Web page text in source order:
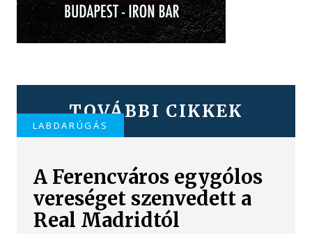
TOVÁBBI CIKKEK
LABDARÚGÁS
A Ferencváros egygólos
vereséget szenvedett a
Real Madridtól